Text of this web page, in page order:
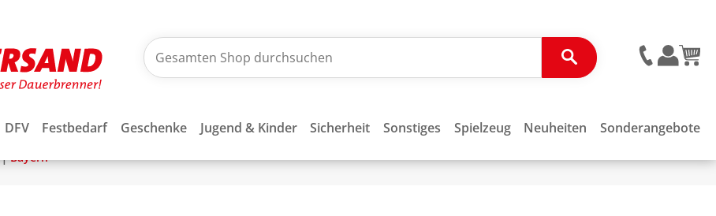
DFV Festbedarf Geschenke Jugend & Kinder Sicherheit Sonstiges Spielzeug Neuheiten Sonderangebote
|Bayern